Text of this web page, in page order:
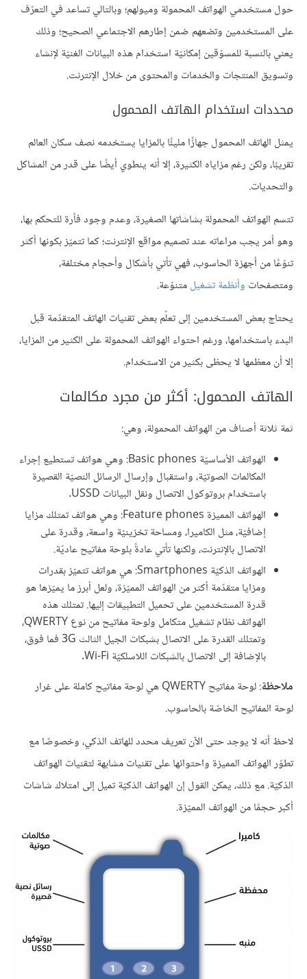
حول مستخدمي الهواتف المحمولة وميولهم؛ وبالتالي تساعد في التعرّف
على المستخدمين وتضعهم ضمن إطارهم الاجتماعي الصحيح؛ وذلك
يعني بالنسبة للمسوّقين إمكانيّة استخدام هذه البيانات الغنيّة لإنشاء
وتسويق المنتجات والخدمات والمحتوى من خلال الإنترنت.
محددات استخدام الهاتف المحمول
يمثل الهاتف المحمول جهازًا مليئًا بالمزايا يستخدمه نصف سكان العالم
تقريبًا، ولكن رغم مزاياه الكثيرة، إلا أنه ينطوي أيضًا على قدر من المشاكل
والتحديات.
تتسم الهواتف المحمولة بشاشاتها الصغيرة، وعدم وجود فأرة للتحكم بها،
وهو أمر يجب مراعاته عند تصميم مواقع الإنترنت؛ كما تتميّز بكونها أكثر
تنوّعًا من أجهزة الحاسوب، فهي تأتي بأشكال وأحجام مختلفة،
ومتصفحات وأنظمة تشغيلمتنوّعة.
يحتاج بعض المستخدمين إلى تعلّم بعض تقنيات الهاتف المتقدّمة قبل
البدء باستخدامها، ورغم احتواء الهواتف المحمولة على الكثير من المزايا،
إلا أن معظمها لا يحظى بكثير من الاستخدام.
الهاتف المحمول: أكثر من مجرد مكالمات
ثمة ثلاثة أصناف من الهواتف المحمولة، وهي:
الهواتف الأساسيّة Basic phones: وهي هواتف تستطيع إجراء
المكالمات الصوتيّة، واستقبال وإرسال الرسائل النصيّة القصيرة
باستخدام بروتوكول الاتصال ونقل البيانات USSD.
الهواتف المميزة Feature phones: وهي هواتف تمتلك مزايا
إضافيّة، مثل الكاميرا، ومساحة تخزينيّة واسعة، وقدرة على
الاتصال بالإنترنت، ولكنها تأتي عادةً بلوحة مفاتيح عاديّة.
الهواتف الذكيّة Smartphones: هي هواتف تتميّز بقدرات
ومزايا متقدّمة أكثر من الهواتف المميّزة، ولعل أبرز ما يميّزها هو
قدرة المستخدمين على تحميل التطبيقات إليها. تمتلك هذه
الهواتف نظام تشغيل متكامل ولوحة مفاتيح من نوع QWERTY،
وتمتلك القدرة على الاتصال بشبكات الجيل الثالث 3G فما فوق،
بالإضافة إلى الاتصال بالشبكات اللاسلكيّة Wi-Fi.
ملاحظة
: لوحة مفاتيح QWERTY هي لوحة مفاتيح كاملة على غرار
لوحة المفاتيح الخاصّة بالحاسوب.
لاحظ أنه لا يوجد حتى الآن تعريف محدد للهاتف الذكي، وخصوصًا مع
تطوّر الهواتف المميزة واحتوائها على تقنيات مشابهة لتقنيات الهواتف
الذكيّة. مع ذلك، يمكن القول إن الهواتف الذكيّة تميل إلى امتلاك شاشات
أكبر حجمًا من الهواتف المميّزة.